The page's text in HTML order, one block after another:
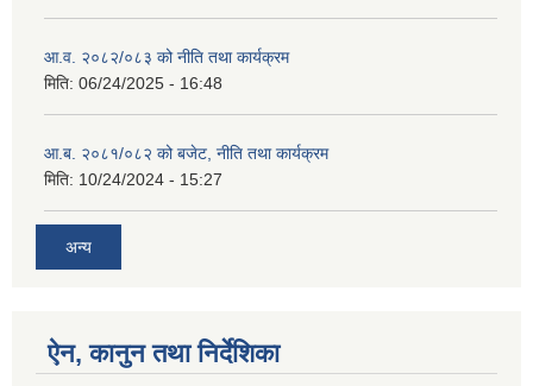
आ.व. २०८२/०८३ को नीति तथा कार्यक्रम
मिति: 06/24/2025 - 16:48
आ.ब. २०८१/०८२ को बजेट, नीति तथा कार्यक्रम
मिति: 10/24/2024 - 15:27
अन्य
ऐन, कानुन तथा निर्देशिका